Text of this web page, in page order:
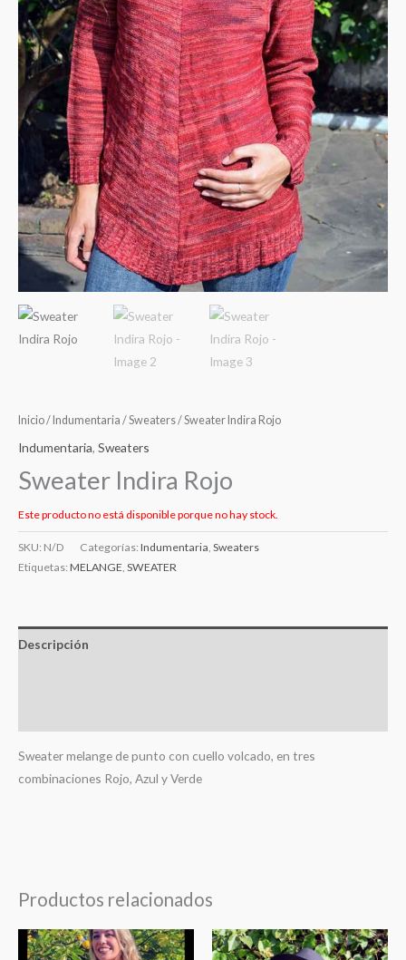
Inicio/ Indumentaria /Sweaters/ Sweater Indira Rojo
Indumentaria, Sweaters
Sweater Indira Rojo
Este producto no está disponible porque no hay stock.
SKU: N/D Categorías: Indumentaria Sweaters
Etiquetas: MELANGE SWEATER
Descripción
Sweater melange de punto con cuello volcado, en tres
combinaciones Rojo, Azul y Verde
Productos relacionados